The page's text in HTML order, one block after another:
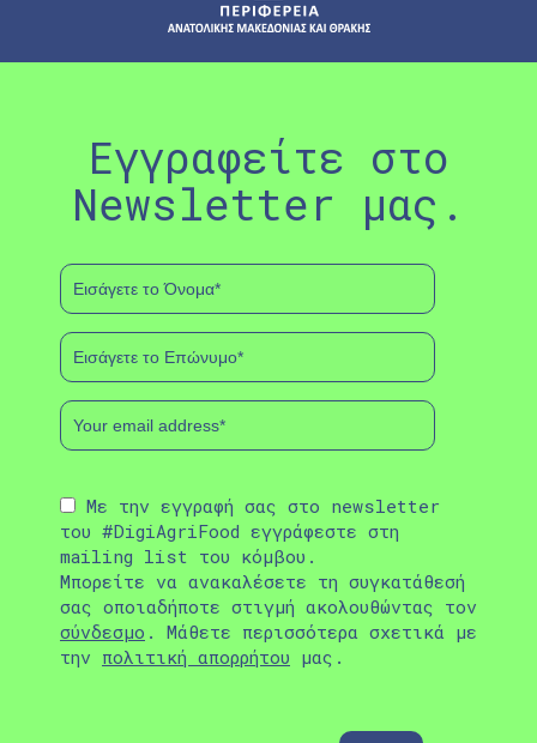
Εγγραφείτε στο
Newsletter μας.
Με την εγγραφή σας στο newsletter
του #DigiAgriFood εγγράφεστε στη
mailing list του κόμβου.
Μπορείτε να ανακαλέσετε τη συγκατάθεσή
σας οποιαδήποτε στιγμή ακολουθώντας τον
σύνδεσμο . Μάθετε περισσότερα σχετικά με
την πολιτική απορρήτου μας.